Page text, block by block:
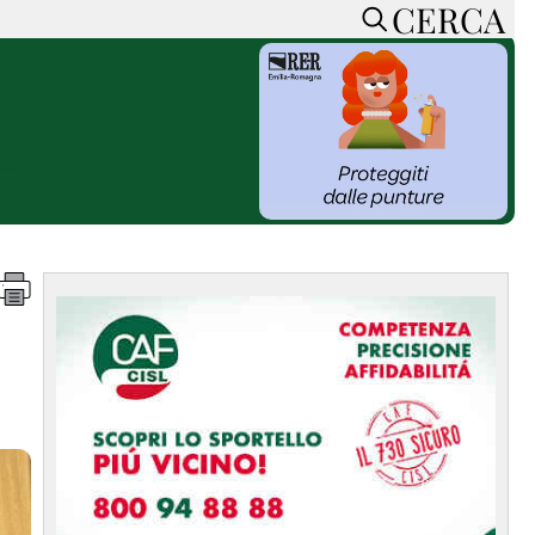
CERCA
ACCEDI o REGISTRATI
SOSTIENI LA PRESSA
CONOSCI LA PRESSA
PRIVACY POLICY
MAPPA DEL SITO
NORMATIVE
DEONTOLOGICHE
CERCA